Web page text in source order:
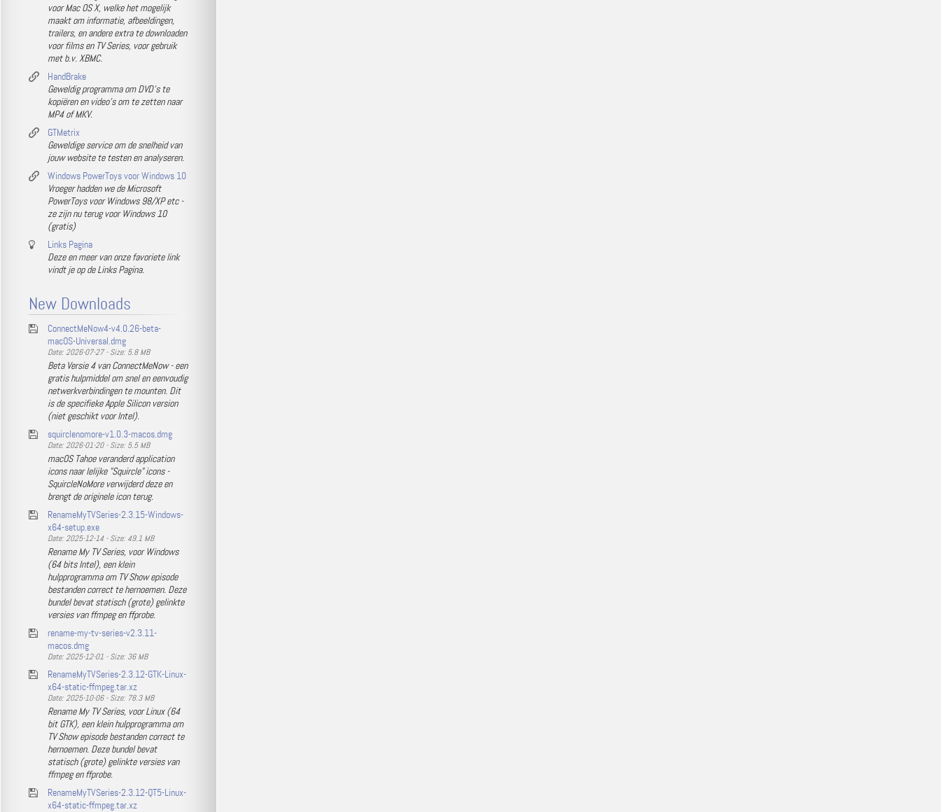
voor Mac OS X, welke het mogelijk
maakt om informatie, afbeeldingen,
trailers, en andere extra te downloaden
voor films en TV Series, voor gebruik
met b.v. XBMC.
HandBrake
Geweldig programma om DVD's te
kopiëren en video's om te zetten naar
MP4 of MKV.
GTMetrix
Geweldige service om de snelheid van
jouw website te testen en analyseren.
Windows PowerToys voor Windows 10
Vroeger hadden we de Microsoft
PowerToys voor Windows 98/XP etc -
ze zijn nu terug voor Windows 10
(gratis)
Links Pagina
Deze en meer van onze favoriete link
vindt je op de Links Pagina.
New Downloads
ConnectMeNow4-v4.0.26-beta-
macOS-Universal.dmg
Date: 2026-07-27 - Size: 5.8 MB
Beta Versie 4 van ConnectMeNow - een
gratis hulpmiddel om snel en eenvoudig
netwerkverbindingen te mounten. Dit
is de specifieke Apple Silicon version
(niet geschikt voor Intel).
squirclenomore-v1.0.3-macos.dmg
Date: 2026-01-20 - Size: 5.5 MB
macOS Tahoe veranderd application
icons naar lelijke "Squircle" icons -
SquircleNoMore verwijderd deze en
brengt de originele icon terug.
RenameMyTVSeries-2.3.15-Windows-
x64-setup.exe
Date: 2025-12-14 - Size: 49.1 MB
Rename My TV Series, voor Windows
(64 bits Intel), een klein
hulpprogramma om TV Show episode
bestanden correct te hernoemen. Deze
bundel bevat statisch (grote) gelinkte
versies van ffmpeg en ffprobe.
rename-my-tv-series-v2.3.11-
macos.dmg
Date: 2025-12-01 - Size: 36 MB
RenameMyTVSeries-2.3.12-GTK-Linux-
x64-static-ffmpeg.tar.xz
Date: 2025-10-06 - Size: 78.3 MB
Rename My TV Series, voor Linux (64
bit GTK), een klein hulpprogramma om
TV Show episode bestanden correct te
hernoemen. Deze bundel bevat
statisch (grote) gelinkte versies van
ffmpeg en ffprobe.
RenameMyTVSeries-2.3.12-QT5-Linux-
x64-static-ffmpeg.tar.xz